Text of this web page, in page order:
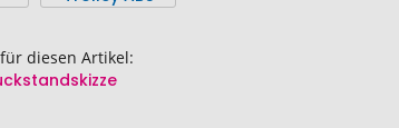
diesen Artikel: